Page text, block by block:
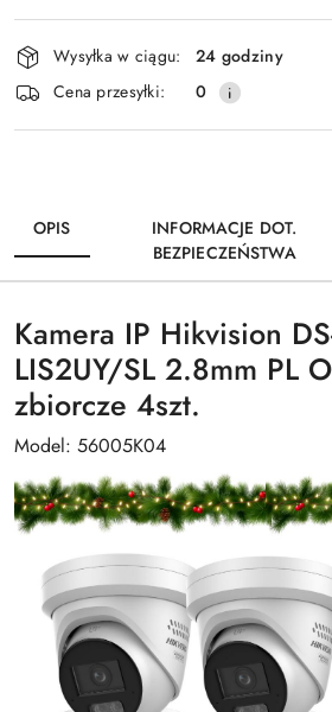
Wyślij
Dostępność
i
dostawa
Wysyłka w ciągu:
24 godziny
Cena przesyłki:
0
OPIS
INFORMACJE DOT.
BEZPIECZEŃSTWA
Kamera IP Hikvision
LIS2UY/SL 2.8mm PL
zbiorcze 4szt.
Model: 56005K04